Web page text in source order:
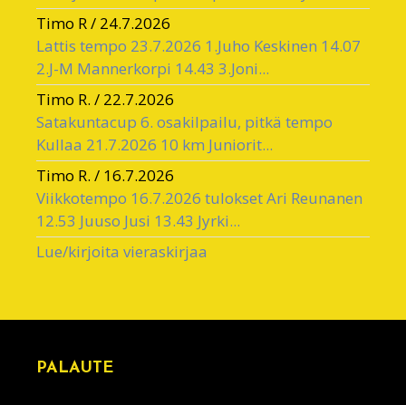
Timo R/ 24.7.2026
Lattis tempo 23.7.2026 1.Juho Keskinen 14.07
2.J-M Mannerkorpi 14.43 3.Joni...
Timo R. / 22.7.2026
Satakuntacup 6. osakilpailu, pitkä tempo
Kullaa 21.7.2026 10 km Juniorit...
Timo R. / 16.7.2026
Viikkotempo 16.7.2026 tulokset Ari Reunanen
12.53 Juuso Jusi 13.43 Jyrki...
Lue/kirjoita vieraskirjaa
PALAUTE